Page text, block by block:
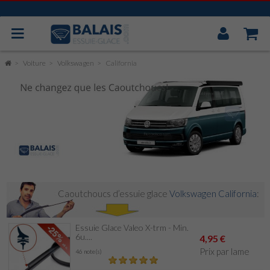
ESSUIE GLACE ARRIÈRE
Mon
Voiture Volkswagen California
Caoutchoucs d’essuie glace Volkswagen California:
Essuie Glace Valeo X-trm - Min.
6u....
46 note(s)
4,95 €
Prix par lame